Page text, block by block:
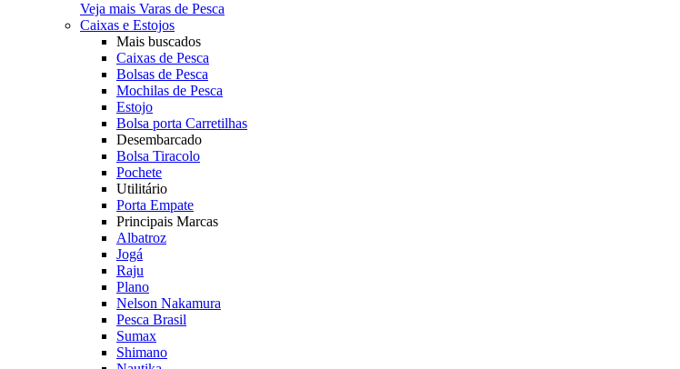
Veja mais Varas de Pesca
Caixas e Estojos
Mais buscados
Caixas de Pesca
Bolsas de Pesca
Mochilas de Pesca
Estojo
Bolsa porta Carretilhas
Desembarcado
Bolsa Tiracolo
Pochete
Utilitário
Porta Empate
Principais Marcas
Albatroz
Jogá
Raju
Plano
Nelson Nakamura
Pesca Brasil
Sumax
Shimano